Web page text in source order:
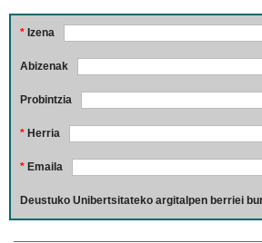
* Izena
Abizenak
Probintzia
* Herria
* Emaila
Deustuko Unibertsitateko argitalpen berriei